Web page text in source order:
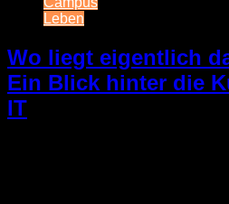
Leben
Wo liegt eigentlich
Ein Blick hinter die
IT